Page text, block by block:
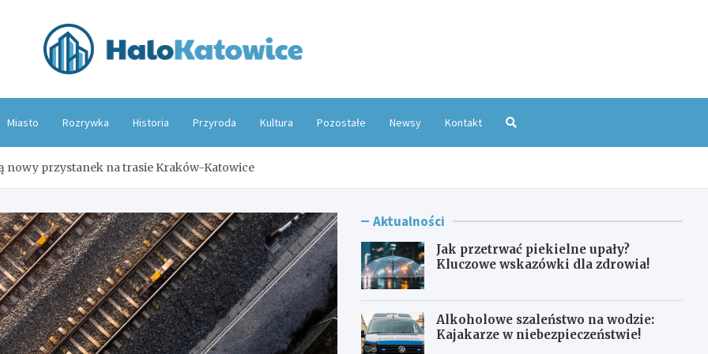
Miasto Rozrywka Historia Przyroda Kultura Pozostałe Newsy Kontakt
nowy przystanek na trasie Kraków-Katowice
Aktualności
Jak przetrwać piekielne upały?
Kluczowe wskazówki dla zdrowia!
Alkoholowe szaleństwo na wodzie:
Kajakarze w niebezpieczeństwie!